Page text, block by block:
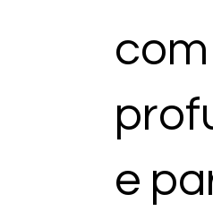
TRABA
LHAR
com
e